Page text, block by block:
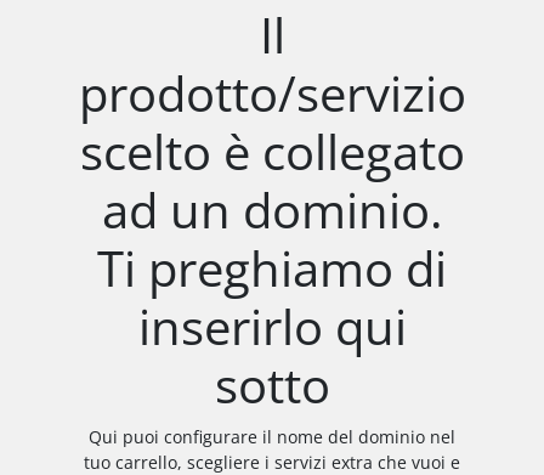
Il
prodotto/servizio
scelto è collegato
ad un dominio.
Ti preghiamo di
inserirlo qui
sotto
Qui puoi configurare il nome del dominio nel
tuo carrello, scegliere i servizi extra che vuoi e